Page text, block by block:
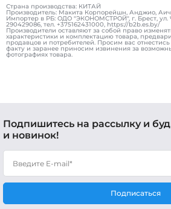
Страна производства: КИТАЙ
Производитель: Макита Корпорейшн, Анджио,
Импортер в РБ: ОДО "ЭКОНОМСТРОЙ", г. Брест, ул.
290429086, тел. +375162431000, https://b2b.es.by/
Производители оставляют за собой право
характеристики и комплектацию товара,
продавцов и потребителей. Просим вас
факту и заранее приносим извинения за
фотографиях товара.
Подпишитесь на рассылку и
и новинок!
Подписаться